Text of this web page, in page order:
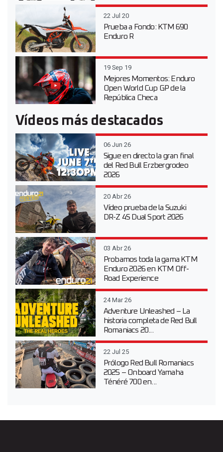
22 Jul 20
Prueba a Fondo: KTM 690
Enduro R
19 Sep 19
Mejores Momentos: Enduro
Open World Cup GP de la
República Checa
Vídeos más destacados
06 Jun 26
Sigue en directo la gran final
del Red Bull Erzbergrodeo
2026
20 Abr 26
Vídeo prueba de la Suzuki
DR-Z 4S Dual Sport 2026
03 Abr 26
Probamos toda la gama KTM
Enduro 2026 en KTM Off-
Road Experience
24 Mar 26
Adventure Unleashed – La
historia completa de Red Bull
Romaniacs 20...
22 Jul 25
Prólogo Red Bull Romaniacs
2025 – Onboard Yamaha
Ténéré 700 en...